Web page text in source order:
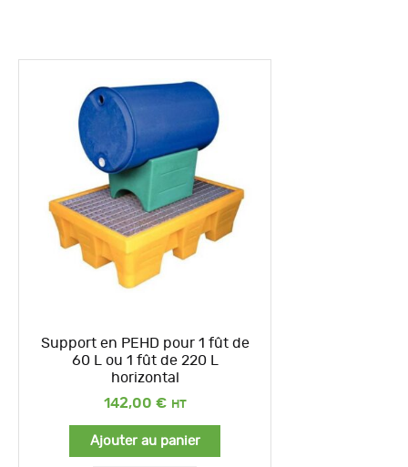
Support en PEHD pour 1 fût de
60 L ou 1 fût de 220 L
horizontal
142,00 €
Ajouter au panier